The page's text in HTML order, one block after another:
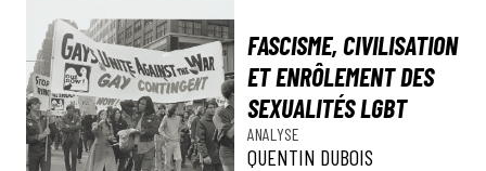
FASCISME, CIVILISATION
ET ENRÔLEMENT DES
SEXUALITÉS LGBT
ANALYSE
QUENTIN DUBOIS